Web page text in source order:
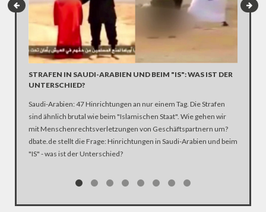
STRAFEN IN SAUDI-ARABIEN UND BEIM "IS": WAS IST DER
UNTERSCHIED?
Saudi-Arabien: 47 Hinrichtungen an nur einem Tag. Die Strafen
sind ähnlich brutal wie beim "Islamischen Staat". Wie gehen wir
mit Menschenrechtsverletzungen von Geschäftspartnern um?
dbate.de stellt die Frage: Hinrichtungen in Saudi-Arabien und beim
"IS" - was ist der Unterschied?